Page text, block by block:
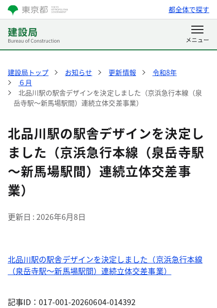
都全体で探す
建設局トップ お知らせ 更新情報
令和8年
６月
北品川駅の駅舎デザインを決定しました（京浜急行本線（泉
岳寺駅～新馬場駅間）連続立体交差事業）
北品川駅の駅舎デザインを決定し
ました（京浜急行本線（泉岳寺駅
～新馬場駅間）連続立体交差事
業）
更新日 2026年6月8日
北品川駅の駅舎デザインを決定しました（京浜急行本線
（泉岳寺駅～新馬場駅間）連続立体交差事業）
記事ID：017-001-20260604-014392